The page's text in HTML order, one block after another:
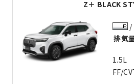
Z＋ BLACK
排気
1.5L
FF/